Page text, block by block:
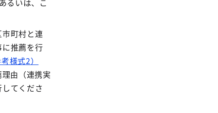
るいは、こ
町村と連
推薦を行
様式2）
由（連携実
てくださ